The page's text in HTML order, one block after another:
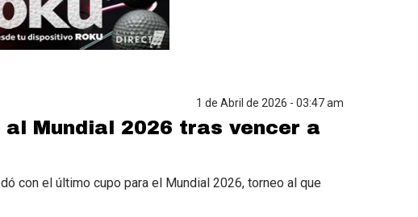
1 de Abril de 2026 - 03:47 am
Mundial 2026 tras vencer a
con el último cupo para el Mundial 2026, torneo al que